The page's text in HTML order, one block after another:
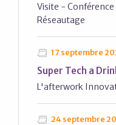
Visite -
Réseautage
17 septembre
Super Tech a
L'afterwork
24 septembre